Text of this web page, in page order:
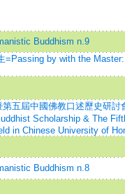
Buddhism n.9
=Passing by with the
第五屆中國佛教口述歷史研
Scholarship & The
in Chinese University of
Buddhism n.8